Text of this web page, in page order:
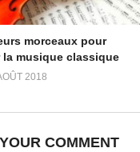
morceaux pour
musique classique
2018
COMMENT